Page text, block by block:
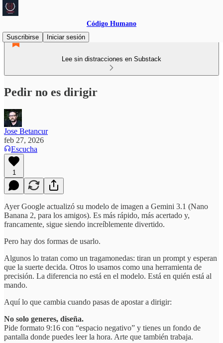
Código Humano
Suscribirse
Iniciar sesión
Lee sin distracciones en Substack
Pedir no es dirigir
Jose Betancur
feb 27, 2026
Escucha
1
Ayer Google actualizó su modelo de imagen a Gemini 3.1 (Nano
Banana 2, para los amigos). Es más rápido, más acertado y,
francamente, sigue siendo increíblemente divertido.
Pero hay dos formas de usarlo.
Algunos lo tratan como un tragamonedas: tiran un prompt y esperan
que la suerte decida. Otros lo usamos como una herramienta de
precisión. La diferencia no está en el modelo. Está en quién está al
mando.
Aquí lo que cambia cuando pasas de apostar a dirigir:
No solo generes, diseña.
Pide formato 9:16 con “espacio negativo” y tienes un fondo de
pantalla donde puedes leer la hora. Arte que también trabaja.